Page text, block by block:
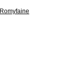
Romyfaine